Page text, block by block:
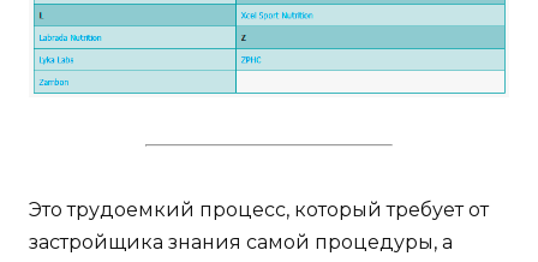
Это трудоемкий процесс, который требует от
застройщика знания самой процедуры, а